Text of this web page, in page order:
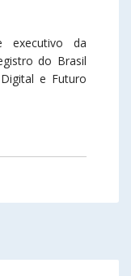
executivo da
do Brasil
e Futuro